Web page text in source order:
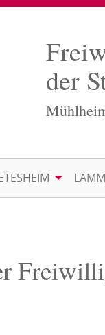
der